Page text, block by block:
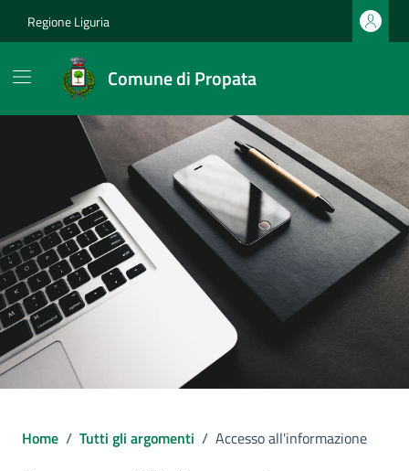
Regione Liguria
Comune di Propata
Home / Tutti gli argomenti / Accesso all'informazione